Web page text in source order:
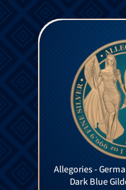
Allegories -
Dark Blue